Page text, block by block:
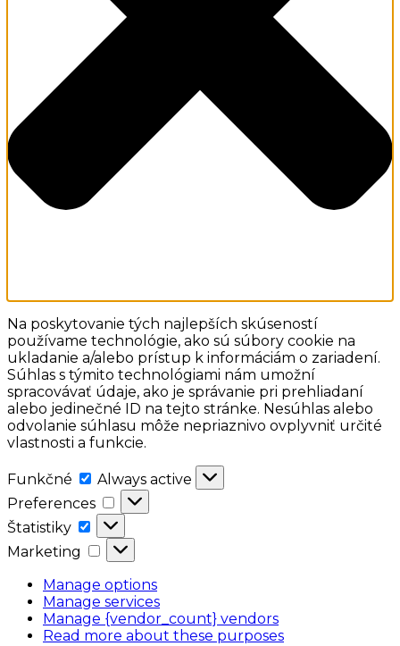
Na poskytovanie tých najlepších skúseností
používame technológie, ako sú súbory cookie na
ukladanie a/alebo prístup k informáciám o zariadení.
Súhlas s týmito technológiami nám umožní
spracovávať údaje, ako je správanie pri prehliadaní
alebo jedinečné ID na tejto stránke. Nesúhlas alebo
odvolanie súhlasu môže nepriaznivo ovplyvniť určité
vlastnosti a funkcie.
Funkčné Funkčné
Always active
Preferences
Preferences
Štatistiky
Štatistiky
Marketing
Marketing
Manage options
Manage services
Manage {vendor_count} vendors
Read more about these purposes